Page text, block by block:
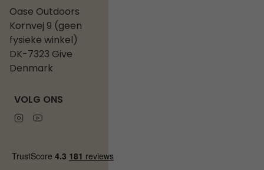
Oase Outdoors
Kornvej 9 (geen
fysieke winkel)
DK-7323 Give
Denmark
VOLG ONS
Instagram
Youtube